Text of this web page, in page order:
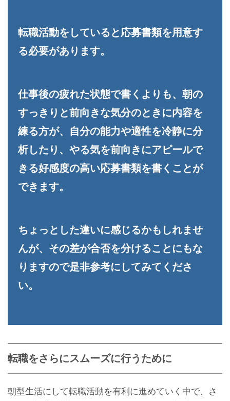
転職活動をしていると応募書類を用意す
る必要があります。
仕事後の疲れた状態で書くよりも、朝の
すっきりと前向きな気分のときに内容を
練る方が、自分の能力や適性を冷静に分
析したり、やる気を前向きにアピールで
きる好感度の高い応募書類を書くことが
できます。
ちょっとした違いに感じるかもしれませ
んが、その差が合否を分けることにもな
りますので是非参考にしてみてくださ
い。
転職をさらにスムーズに行うために
朝型生活にして転職活動を有利に進めていく中で、さ